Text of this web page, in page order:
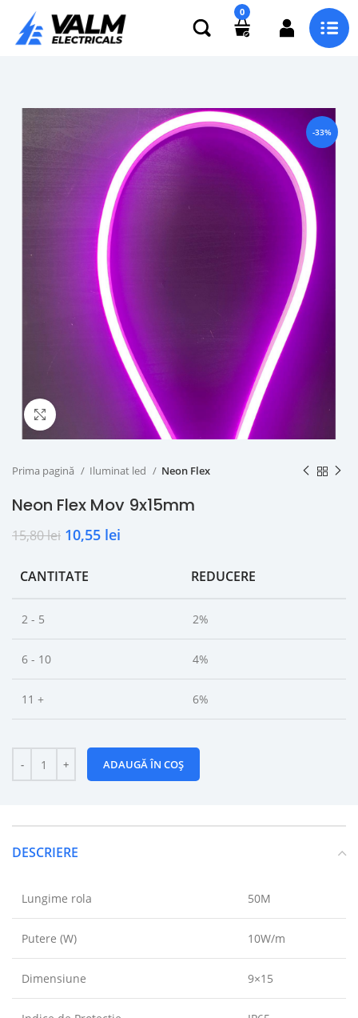
0
-33%
Prima pagină Iluminat led Neon Flex
Neon Flex Mov 9x15mm
15,80lei 10,55 lei
CANTITATE REDUCERE
2 - 5 2%
6 - 10 4%
11 + 6%
ADAUGĂ ÎN COȘ
DESCRIERE
Lungime rola 50M
Putere (W) 10W/m
Dimensiune 9×15